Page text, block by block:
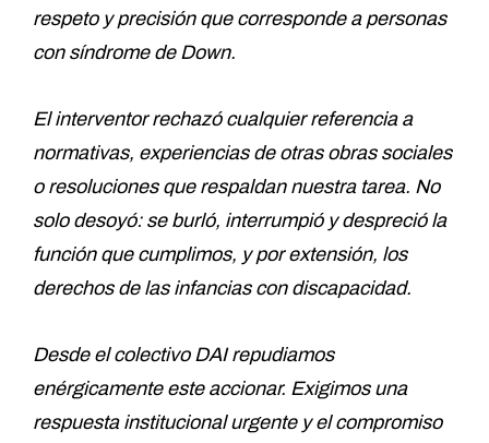
respeto y precisión que corresponde a personas
con síndrome de Down.
El interventor rechazó cualquier referencia a
normativas, experiencias de otras obras sociales
o resoluciones que respaldan nuestra tarea. No
solo desoyó: se burló, interrumpió y despreció la
función que cumplimos, y por extensión, los
derechos de las infancias con discapacidad.
Desde el colectivo DAI repudiamos
enérgicamente este accionar. Exigimos una
respuesta institucional urgente y el compromiso